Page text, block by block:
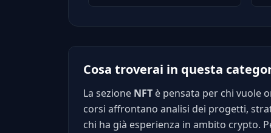
Cosa troverai in questa
La sezione NFT è pensata per chi vuole
corsi affrontano analisi dei progetti,
chi ha già esperienza in ambito crypto.